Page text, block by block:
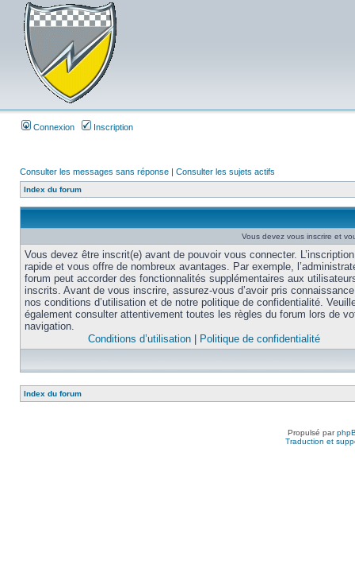
Connexion Inscription
Consulter les messages sans réponse | Consulter les sujets actifs
Index du forum
Vous devez vous inscrire et
Vous devez être inscrit(e) avant de pouvoir vous connecter.
rapide et vous offre de nombreux avantages. Par exemple,
forum peut accorder des fonctionnalités supplémentaires aux
inscrits. Avant de vous inscrire, assurez-vous d’avoir pris
nos conditions d’utilisation et de notre politique de confidentialité.
également consulter attentivement toutes les règles du forum lors de
navigation.
Conditions d’utilisation
Politique de confidentialité
Index du forum
Propulsé par
Traduction et